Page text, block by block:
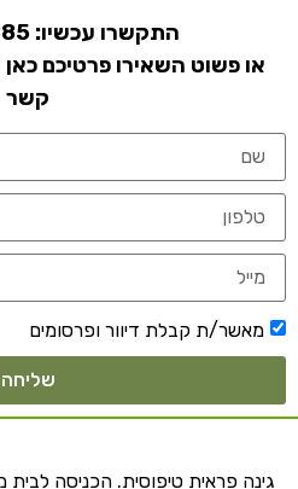
התקשרו עכשיו:
או פשוט השאירו פרטיכם
קשר
מאשר/ת קבלת דיוור ופרסומים
שליחה
גינה פראית טיפוסית. הכניסה